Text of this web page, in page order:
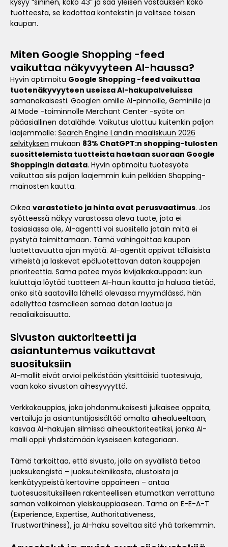
tuotteesta, se kadottaa kontekstin ja valitsee toisen
kaupan.
Miten Google Shopping -feed
vaikuttaa näkyvyyteen AI-haussa?
Hyvin optimoitu Google Shopping -feed vaikuttaa
tuotenäkyvyyteen useissa AI-hakupalveluissa
samanaikaisesti. Googlen omille AI-pinnoille, Geminille ja
AI Mode -toiminnolle Merchant Center -syöte on
pääasiallinen datalähde. Vaikutus ulottuu kuitenkin paljon
laajemmalle: Search Engine Landin maaliskuun 2026
selvityksen mukaan 83% ChatGPT:n shopping-tulosten
suosittelemista tuotteista haetaan suoraan Google
Shoppingin datasta. Hyvin optimoitu tuotesyöte
vaikuttaa siis paljon laajemmin kuin pelkkien Shopping-
mainosten kautta.
Oikea varastotieto ja hinta ovat perusvaatimus. Jos
syötteessä näkyy varastossa oleva tuote, jota ei
tosiasiassa ole, AI-agentti voi suositella jotain mitä ei
pystytä toimittamaan. Tämä vahingoittaa kaupan
luotettavuutta ajan myötä. AI-agentit oppivat tällaisista
virheistä ja laskevat epäluotettavan datan kauppojen
prioriteettia. Sama pätee myös kivijalkakauppaan: kun
kuluttaja löytää tuotteen AI-haun kautta ja haluaa tietää,
onko sitä saatavilla lähellä olevassa myymälässä, hän
edellyttää täsmälleen samaa datan laatua ja
reaaliaikaisuutta.
Sivuston auktoriteetti ja
asiantuntemus vaikuttavat
suosituksiin
AI-mallit eivät arvioi pelkästään yksittäisiä tuotesivuja,
vaan koko sivuston aihesyvyyttä.
Verkkokauppias, joka johdonmukaisesti julkaisee oppaita,
vertailuja ja asiantuntijasisältöä omalta aihealueeltaan,
kasvaa AI-hakujen silmissä aiheauktoriteetiksi, jonka AI-
malli oppii yhdistämään kyseiseen kategoriaan.
Tämä tarkoittaa, että sivusto, jolla on syvällistä tietoa
juoksukengistä – juoksutekniikasta, alustoista ja
kenkätyypeistä kertovine oppaineen – antaa
tuotesuosituksilleen rakenteellisen etumatkan verrattuna
saman valikoiman yleiskauppiaaseen. Tämä on E-E-A-T
(Experience, Expertise, Authoritativeness,
Trustworthiness), ja AI-haku soveltaa sitä yhä tarkemmin.